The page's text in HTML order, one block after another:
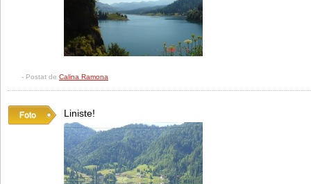
- Postat de Calina Ramona
Liniste!